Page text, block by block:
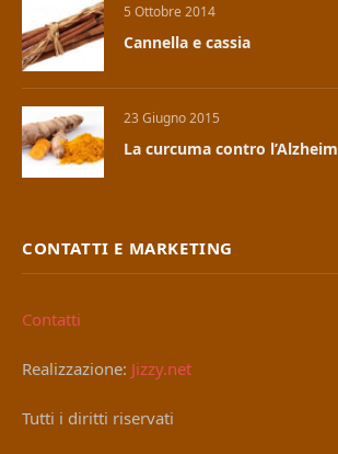
5 Ottobre 2014
Cannella e cassia
23 Giugno 2015
La curcuma contro
CONTATTI E MARKETING
Contatti
Realizzazione: Jizzy.net
Tutti i diritti riservati